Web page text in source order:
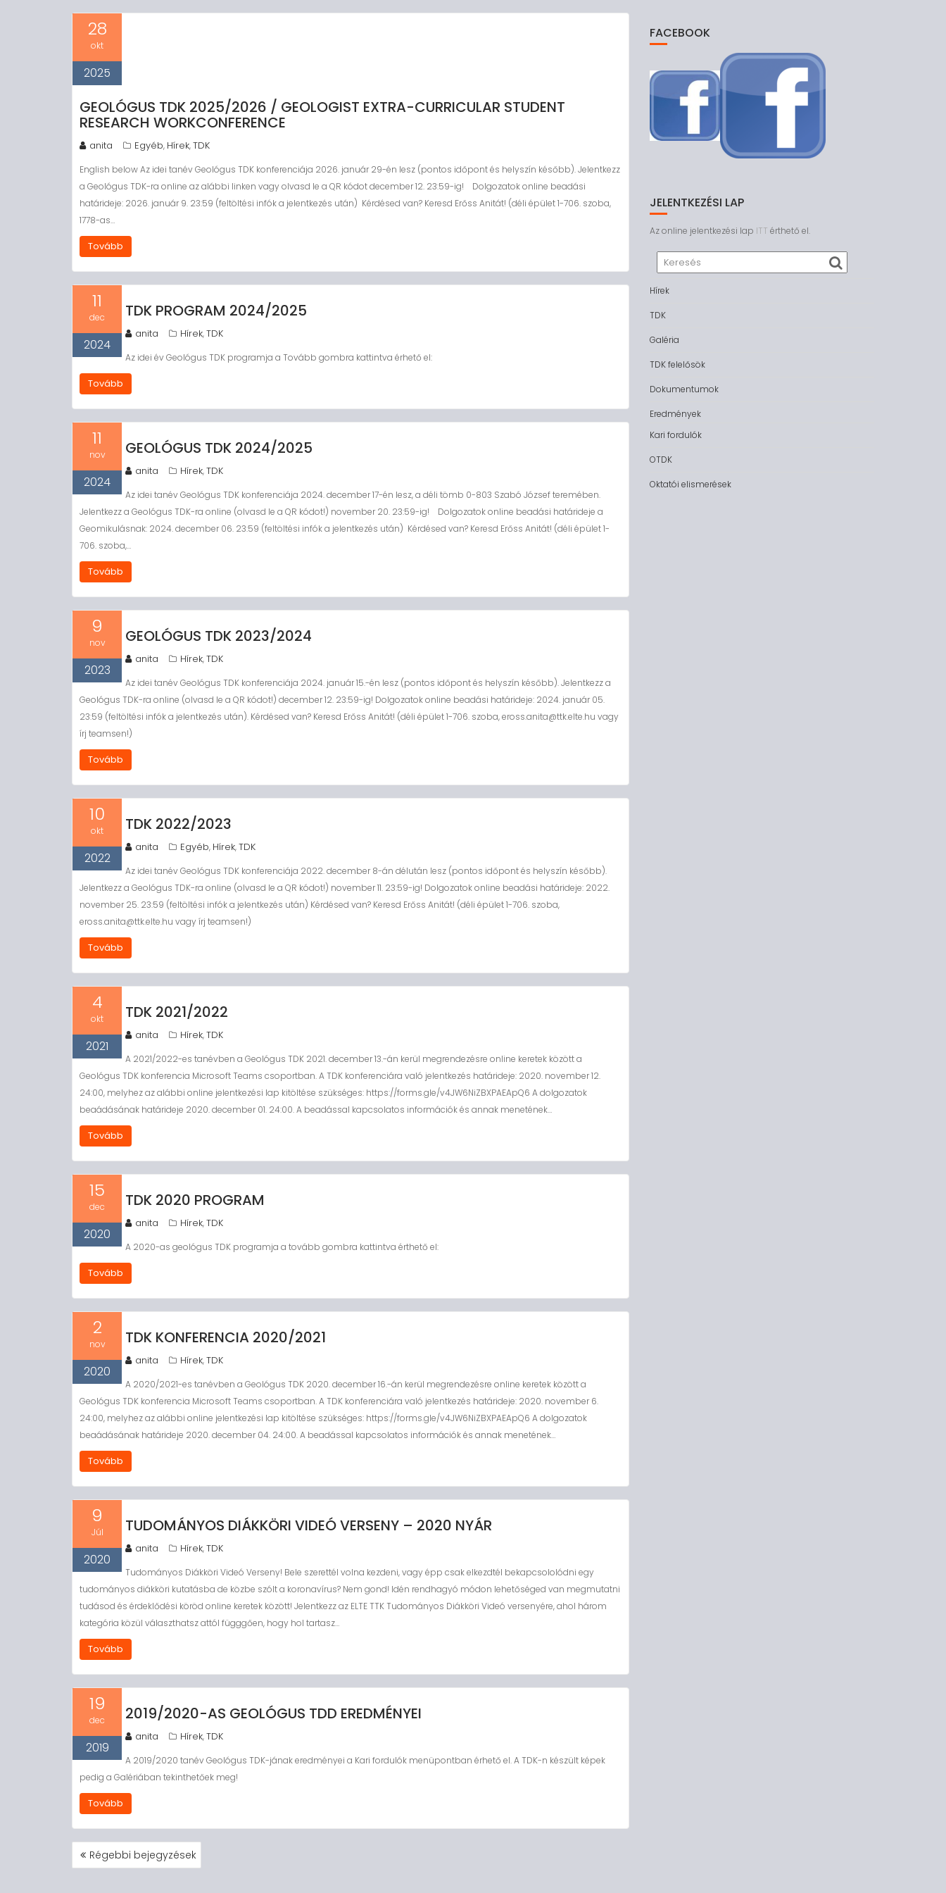
28
okt
2025
GEOLÓGUS TDK 2025/2026 / GEOLOGIST EXTRA-CURRICULAR STUDENT
RESEARCH WORKCONFERENCE
anita Egyéb, Hírek,TDK
English below Az idei tanév Geológus TDK konferenciája 2026. január 29-én lesz (pontos időpont és helyszín később). Jelentkezz
a Geológus TDK-ra online az alábbi linken vagy olvasd le a QR kódot december 12. 23:59-ig! Dolgozatok online beadási
határideje: 2026. január 9. 23:59 (feltöltési infók a jelentkezés után) Kérdésed van? Keresd Erőss Anitát! (déli épület 1-706. szoba,
1778-as…
Tovább
11
dec
2024
TDK PROGRAM 2024/2025
anita Hírek,TDK
Az idei év Geológus TDK programja a Tovább gombra kattintva érhető el:
Tovább
11
nov
2024
GEOLÓGUS TDK 2024/2025
anita Hírek,TDK
Az idei tanév Geológus TDK konferenciája 2024. december 17-én lesz, a déli tömb 0-803 Szabó József teremében.
Jelentkezz a Geológus TDK-ra online (olvasd le a QR kódot!) november 20. 23:59-ig! Dolgozatok online beadási határideje a
Geomikulásnak: 2024. december 06. 23:59 (feltöltési infók a jelentkezés után) Kérdésed van? Keresd Erőss Anitát! (déli épület 1-
706. szoba,…
Tovább
9
nov
2023
GEOLÓGUS TDK 2023/2024
anita Hírek,TDK
Az idei tanév Geológus TDK konferenciája 2024. január 15.-én lesz (pontos időpont és helyszín később). Jelentkezz a
Geológus TDK-ra online (olvasd le a QR kódot!) december 12. 23:59-ig! Dolgozatok online beadási határideje: 2024. január 05.
23:59 (feltöltési infók a jelentkezés után). Kérdésed van? Keresd Erőss Anitát! (déli épület 1-706. szoba, eross.anita@ttk.elte.hu vagy
írj teamsen!)
Tovább
10
okt
2022
TDK 2022/2023
anita Egyéb, Hírek,TDK
Az idei tanév Geológus TDK konferenciája 2022. december 8-án délután lesz (pontos időpont és helyszín később).
Jelentkezz a Geológus TDK-ra online (olvasd le a QR kódot!) november 11. 23:59-ig! Dolgozatok online beadási határideje: 2022.
november 25. 23:59 (feltöltési infók a jelentkezés után) Kérdésed van? Keresd Erőss Anitát! (déli épület 1-706. szoba,
eross.anita@ttk.elte.hu vagy írj teamsen!)
Tovább
4
okt
2021
TDK 2021/2022
anita Hírek,TDK
A 2021/2022-es tanévben a Geológus TDK 2021. december 13.-án kerül megrendezésre online keretek között a
Geológus TDK konferencia Microsoft Teams csoportban. A TDK konferenciára való jelentkezés határideje: 2020. november 12.
24:00, melyhez az alábbi online jelentkezési lap kitöltése szükséges: https://forms.gle/v4JW6NiZBXPAEApQ6 A dolgozatok
beaádásának határideje 2020. december 01. 24:00. A beadással kapcsolatos információk és annak menetének…
Tovább
15
dec
2020
TDK 2020 PROGRAM
anita Hírek,TDK
A 2020-as geológus TDK programja a tovább gombra kattintva érthető el:
Tovább
2
nov
2020
TDK KONFERENCIA 2020/2021
anita Hírek,TDK
A 2020/2021-es tanévben a Geológus TDK 2020. december 16.-án kerül megrendezésre online keretek között a
Geológus TDK konferencia Microsoft Teams csoportban. A TDK konferenciára való jelentkezés határideje: 2020. november 6.
24:00, melyhez az alábbi online jelentkezési lap kitöltése szükséges: https://forms.gle/v4JW6NiZBXPAEApQ6 A dolgozatok
beaádásának határideje 2020. december 04. 24:00. A beadással kapcsolatos információk és annak menetének…
Tovább
9
Júl
2020
TUDOMÁNYOS DIÁKKÖRI VIDEÓ VERSENY – 2020 NYÁR
anita Hírek,TDK
Tudományos Diákköri Videó Verseny! Bele szerettél volna kezdeni, vagy épp csak elkezdtél bekapcsololódni egy
tudományos diákköri kutatásba de közbe szólt a koronavírus? Nem gond! Idén rendhagyó módon lehetőséged van megmutatni
tudásod és érdeklődési köröd online keretek között! Jelentkezz az ELTE TTK Tudományos Diákköri Videó versenyére, ahol három
kategória közül választhatsz attól függgően, hogy hol tartasz…
Tovább
19
dec
2019
2019/2020-AS GEOLÓGUS TDD EREDMÉNYEI
anita Hírek,TDK
A 2019/2020 tanév Geológus TDK-jának eredményei a Kari fordulók menüpontban érhető el. A TDK-n készült képek
pedig a Galériában tekinthetőek meg!
Tovább
BEJEGYZÉS
NAVIGÁCIÓ
Régebbi bejegyzések
FACEBOOK
JELENTKEZÉSI LAP
Az online jelentkezési lap ITT érthető el.
Hírek
TDK
Galéria
TDK felelősök
Dokumentumok
Eredmények
Kari fordulók
OTDK
Oktatói elismerések